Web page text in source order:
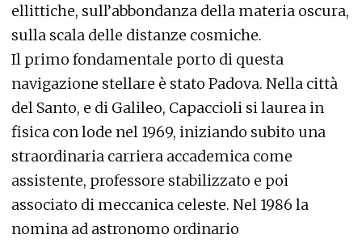
ellittiche, sull’abbondanza della materia oscura,
sulla scala delle distanze cosmiche.
Il primo fondamentale porto di questa
navigazione stellare è stato Padova. Nella città
del Santo, e di Galileo, Capaccioli si laurea in
fisica con lode nel 1969, iniziando subito una
straordinaria carriera accademica come
assistente, professore stabilizzato e poi
associato di meccanica celeste. Nel 1986 la
nomina ad astronomo ordinario